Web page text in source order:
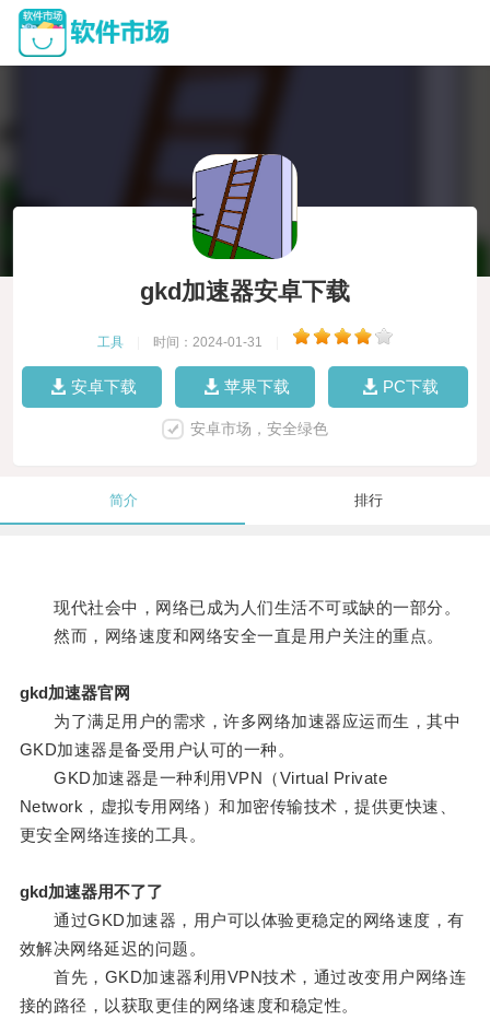
gkd加速器安卓下载
工具 时间：2024-01-31
安卓下载 苹果下载 PC下载
安卓市场，安全绿色
简介 排行
现代社会中，网络已成为人们生活不可或缺的一部分。
然而，网络速度和网络安全一直是用户关注的重点。
gkd加速器官网
为了满足用户的需求，许多网络加速器应运而生，其中
GKD加速器是备受用户认可的一种。
GKD加速器是一种利用VPN（Virtual Private
Network，虚拟专用网络）和加密传输技术，提供更快速、
更安全网络连接的工具。
gkd加速器用不了了
通过GKD加速器，用户可以体验更稳定的网络速度，有
效解决网络延迟的问题。
首先，GKD加速器利用VPN技术，通过改变用户网络连
接的路径，以获取更佳的网络速度和稳定性。